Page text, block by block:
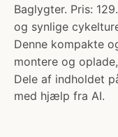
Baglygter. Pris:
og synlige
Denne kompakte
montere og
Dele af indholdet
med hjælp fra AI.